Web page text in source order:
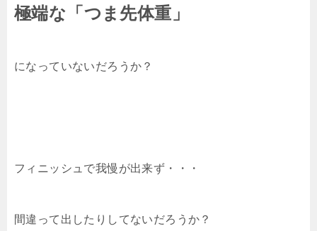
極端な「つま先体重」
になっていないだろうか？
フィニッシュで我慢が出来ず・・・
間違って出したりしてないだろうか？